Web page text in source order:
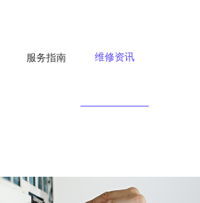
服务指南 维修资讯